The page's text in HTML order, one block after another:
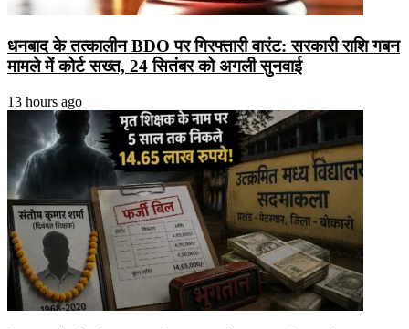
धनबाद के तत्कालीन BDO पर गिरफ्तारी वारंट: सरकारी राशि गबन
मामले में कोर्ट सख्त, 24 सितंबर को अगली सुनवाई
13 hours ago